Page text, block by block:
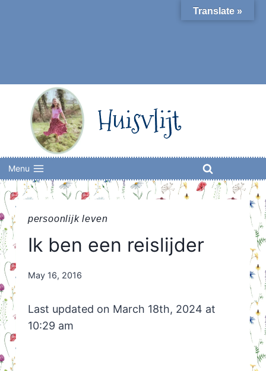
Huisvlijt
Menu
persoonlijk leven
Ik ben een reislijder
By
May 16, 2016
Last updated on March 18th, 2024 at
10:29 am
Translate »